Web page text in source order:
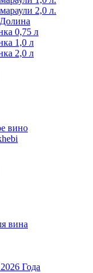
2,0 л.
0,75 л
1,0 л
2,0 л
вино
вина
Года